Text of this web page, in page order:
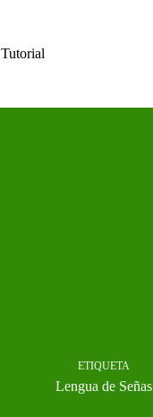
Tutorial
ETIQUETA
Lengua de Señas